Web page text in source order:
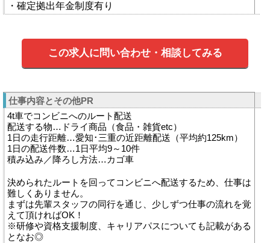
・確定拠出年金制度有り
この求人に問い合わせ・相談してみる
仕事内容とその他PR
4t車でコンビニへのルート配送
配送する物…ドライ商品（食品・雑貨etc）
1日の走行距離…愛知･三重の近距離配送（平均約125km）
1日の配送件数…1日平均9～10件
積み込み／降ろし方法…カゴ車
決められたルートを回ってコンビニへ配送するため、仕事は
難しくありません。
まずは先輩スタッフの同行を通じ、少しずつ仕事の流れを覚
えて頂ければOK！
※研修や資格支援制度、キャリアパスについても記載がある
となお◎